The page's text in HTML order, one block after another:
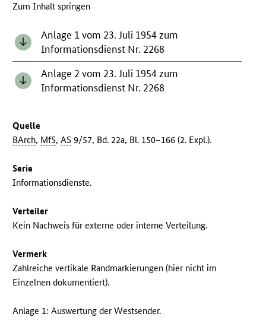
Zum Inhalt springen
Anlage 1 vom 23. Juli 1954 zum
Informationsdienst Nr. 2268
Anlage 2 vom 23. Juli 1954 zum
Informationsdienst Nr. 2268
Quelle
BArch, MfS,AS 9/57, Bd. 22a, Bl. 150–166 (2. Expl.).
Serie
Informationsdienste.
Verteiler
Kein Nachweis für externe oder interne Verteilung.
Vermerk
Zahlreiche vertikale Randmarkierungen (hier nicht im
Einzelnen dokumentiert).
Anlage 1: Auswertung der Westsender.